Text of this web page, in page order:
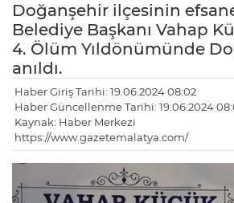
Doğanşehir ilçesinin
Belediye Başkanı Vahap
4. Ölüm Yıldönümünde
anıldı.
Haber Giriş Tarihi: 19.06.2024 08:02
Haber Güncellenme Tarihi: 19.06.2024
Kaynak: Haber Merkezi
https://www.gazetemalatya.com/